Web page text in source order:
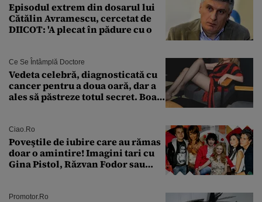
Episodul extrem din dosarul lui
Cătălin Avramescu, cercetat de
DIICOT: 'A plecat în pădure cu o
Ce Se Întâmplă Doctore
Vedeta celebră, diagnosticată cu
cancer pentru a doua oară, dar a
ales să păstreze totul secret. Boala
Ciao.ro
Poveştile de iubire care au rămas
doar o amintire! Imagini tari cu
Gina Pistol, Răzvan Fodor sau
Promotor.ro